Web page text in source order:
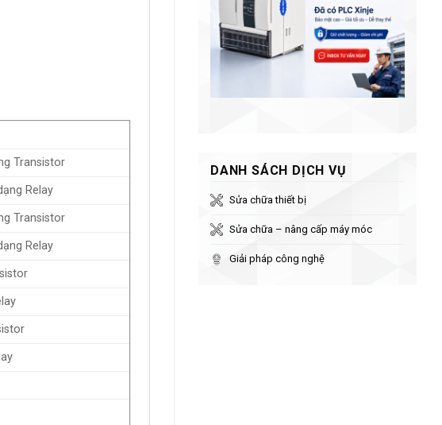
DANH SÁCH DỊCH VỤ
Sửa chữa thiết bị
Sửa chữa – nâng cấp máy móc
Giải pháp công nghệ
Transistor
Relay
Transistor
Relay